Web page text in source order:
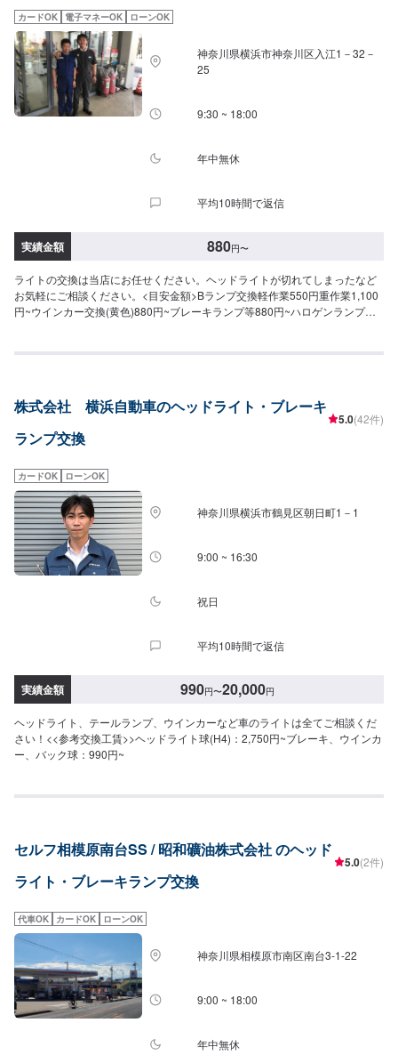
カードOK 電子マネーOK ローンOK
神奈川県横浜市神奈川区入江1－32－
25
9:30 ~ 18:00
年中無休
平均10時間で返信
実績金額 880円〜
ライトの交換は当店にお任せください。ヘッドライトが切れてしまったなど
お気軽にご相談ください。<目安金額>Bランプ交換軽作業550円重作業1,100
円~ウインカー交換(黄色)880円~ブレーキランプ等880円~ハロゲンランプ交
株式会社 横浜自動車のヘッドライト・ブレーキ
ランプ交換
5.0(42件)
カードOK ローンOK
神奈川県横浜市鶴見区朝日町1－1
9:00 ~ 16:30
祝日
平均10時間で返信
実績金額 990円〜20,000円
ヘッドライト、テールランプ、ウインカーなど車のライトは全てご相談くだ
さい！<<参考交換工賃>>ヘッドライト球(H4)：2,750円~ブレーキ、ウインカ
ー、バック球：990円~
セルフ相模原南台SS / 昭和礦油株式会社 のヘッド
ライト・ブレーキランプ交換
5.0(2件)
代車OK カードOK ローンOK
神奈川県相模原市南区南台3-1-22
9:00 ~ 18:00
年中無休